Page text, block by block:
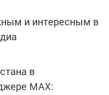
и интересным в
в
MАХ: